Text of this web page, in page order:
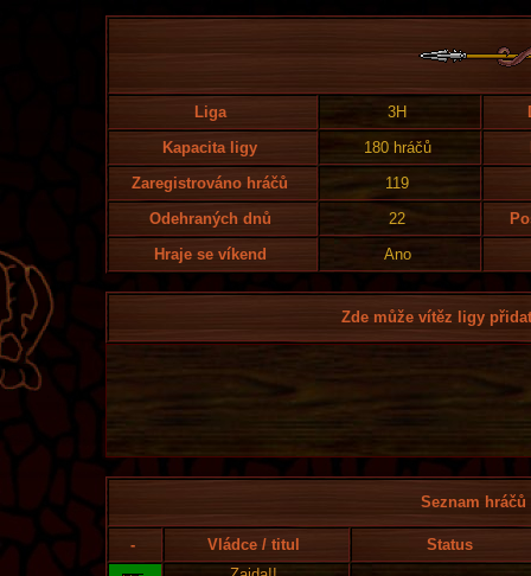
Liga 3H
Kapacita ligy
180 hráčů
Zaregistrováno hráčů
119
Odehraných dnů
22
Hraje se víkend
Ano
Zde může vítěz ligy
Seznam
- Vládce / titul
Status